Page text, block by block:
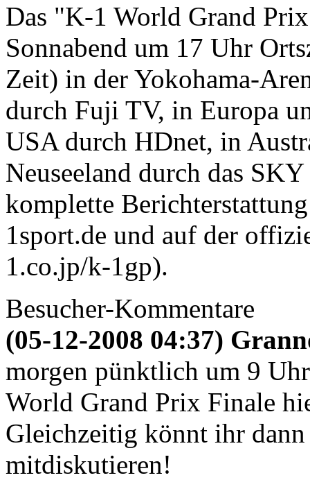
Das "K-1 World Grand
Sonnabend um 17 Uhr
Zeit) in der Yokohama-
durch Fuji TV, in Europa
USA durch HDnet, in
Neuseeland durch das
komplette
1sport.de und auf der
1.co.jp/k-1gp).
Besucher-Kommentare
(05-12-2008 04:37)
morgen pünktlich um 9
World Grand Prix Finale
Gleichzeitig könnt ihr
mitdiskutieren!